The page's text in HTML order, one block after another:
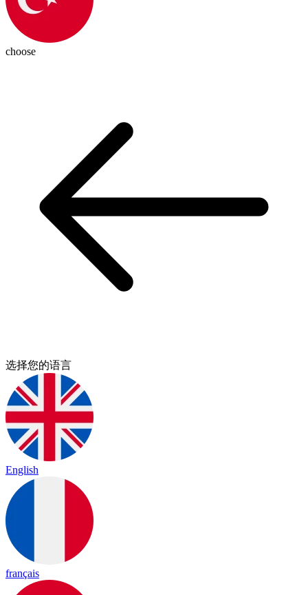
choose
选择您的语言
English
français